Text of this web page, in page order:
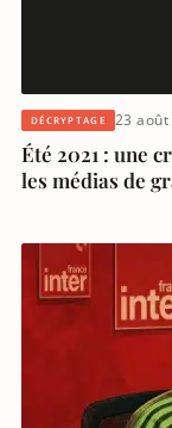
DÉCRYPTAGE 23 août
Été 2021 : une
les médias de